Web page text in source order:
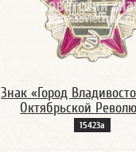
Знак «Город
Октябрьской
15423а